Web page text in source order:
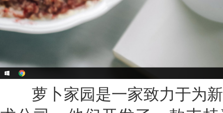
萝卜家园是一家致力于为新